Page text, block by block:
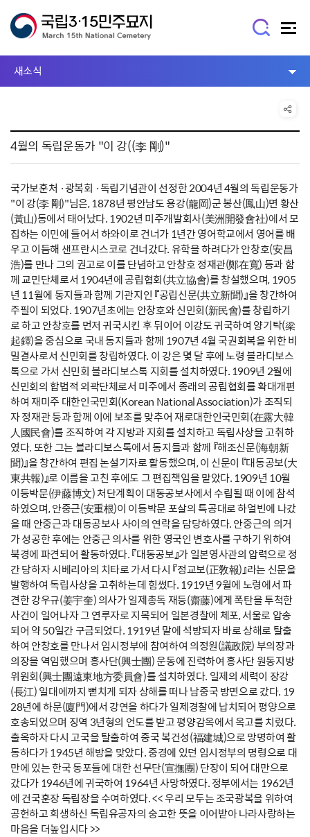
새소식
4월의 독립운동가 "이 강((李 剛)"
국가보훈처 ·광복회 ·독립기념관이 선정한 2004년 4월의 독립운동가
"이 강(李 剛)"님은, 1878년 평안남도 용강(龍岡)군 봉산(鳳山)면 황산
(黃山)동에서 태어났다. 1902년 미주개발회사(美洲開發會社)에서 모
집하는 이민에 들어서 하와이로 건너가 1년간 영어학교에서 영어를 배
우고 이듬해 샌프란시스코로 건너갔다. 유학을 하려다가 안창호(安昌
浩)를 만나 그의 권고로 이를 단념하고 안창호 정재관(鄭在寬) 등과 함
께 교민단체로서 1904년에 공립협회(共立協會)를 창설했으며, 1905
년 11월에 동지들과 함께 기관지인 『공립신문(共立新聞)』을 창간하여
주필이 되었다. 1907년초에는 안창호와 신민회(新民會)를 창립하기
로 하고 안창호를 먼저 귀국시킨 후 뒤이어 이강도 귀국하여 양기탁(梁
起鐸)을 중심으로 국내 동지들과 함께 1907년 4월 국권회복을 위한 비
밀결사로서 신민회를 창립하였다. 이 강은 몇 달 후에 노령 블라디보스
톡으로 가서 신민회 블라디보스톡 지회를 설치하였다. 1909년 2월에
신민회의 합법적 외곽단체로서 미주에서 종래의 공립협회를 확대개편
하여 재미주 대한인국민회(Korean National Association)가 조직되
자 정재관 등과 함께 이에 보조를 맞추어 재로대한인국민회(在露大韓
人國民會)를 조직하여 각 지방과 지회를 설치하고 독립사상을 고취하
였다. 또한 그는 블라디보스톡에서 동지들과 함께 『해조신문(海朝新
聞)』을 창간하여 편집 논설기자로 활동했으며, 이 신문이 『대동공보(大
東共報)』로 이름을 고친 후에도 그 편집책임을 맡았다. 1909년 10월
이등박문(伊藤博文) 처단계획이 대동공보사에서 수립될 때 이에 참석
하였으며, 안중근(安重根)이 이등박문 포살의 특공대로 하얼빈에 나갔
을 때 안중근과 대동공보사 사이의 연락을 담당하였다. 안중근의 의거
가 성공한 후에는 안중근 의사를 위한 영국인 변호사를 구하기 위하여
북경에 파견되어 활동하였다. 『대동공보』가 일본영사관의 압력으로 정
간 당하자 시베리아의 치타로 가서 다시 『정교보(正敎報)』라는 신문을
발행하여 독립사상을 고취하는데 힘썼다. 1919년 9월에 노령에서 파
견한 강우규(姜宇奎) 의사가 일제총독 재등(齋藤)에게 폭탄을 투척한
사건이 일어나자 그 연루자로 지목되어 일본경찰에 체포, 서울로 압송
되어 약 50일간 구금되었다. 1919년 말에 석방되자 바로 상해로 탈출
하여 안창호를 만나서 임시정부에 참여하여 의정원(議政院) 부의장과
의장을 역임했으며 흥사단(興士團) 운동에 진력하여 흥사단 원동지방
위원회(興士團遠東地方委員會)를 설치하였다. 일제의 세력이 장강
(長江) 일대에까지 뻗치게 되자 상해를 떠나 남중국 방면으로 갔다. 19
28년에 하문(廈門)에서 강연을 하다가 일제경찰에 납치되어 평양으로
호송되었으며 징역 3년형의 언도를 받고 평양감옥에서 옥고를 치렀다.
출옥하자 다시 고국을 탈출하여 중국 복건성(福建城)으로 망명하여 활
동하다가 1945년 해방을 맞았다. 중경에 있던 임시정부의 명령으로 대
만에 있는 한국 동포들에 대한 선무단(宣撫團) 단장이 되어 대만으로
갔다가 1946년에 귀국하여 1964년 사망하였다. 정부에서는 1962년
에 건국훈장 독립장을 수여하였다. << 우리 모두는 조국광복을 위하여
공헌하고 희생하신 독립유공자의 숭고한 뜻을 이어받아 나라사랑하는
마음을 더높입시다 >>